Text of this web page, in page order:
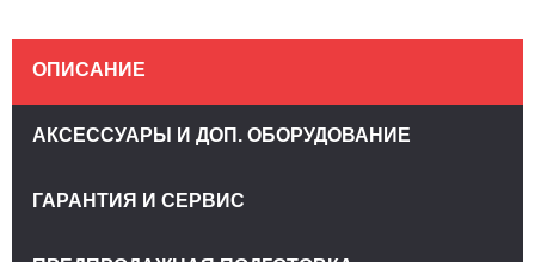
ОПИСАНИЕ
АКСЕССУАРЫ И ДОП. ОБОРУДОВАНИЕ
ГАРАНТИЯ И СЕРВИС